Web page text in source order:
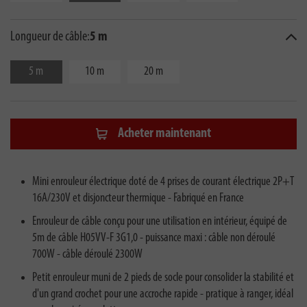
Longueur de câble:5 m
5 m 10 m 20 m
Acheter maintenant
Mini enrouleur électrique doté de 4 prises de courant électrique 2P+T
16A/230V et disjoncteur thermique - Fabriqué en France
Enrouleur de câble conçu pour une utilisation en intérieur, équipé de
5m de câble H05VV-F 3G1,0 - puissance maxi : câble non déroulé
700W - câble déroulé 2300W
Petit enrouleur muni de 2 pieds de socle pour consolider la stabilité et
d'un grand crochet pour une accroche rapide - pratique à ranger, idéal